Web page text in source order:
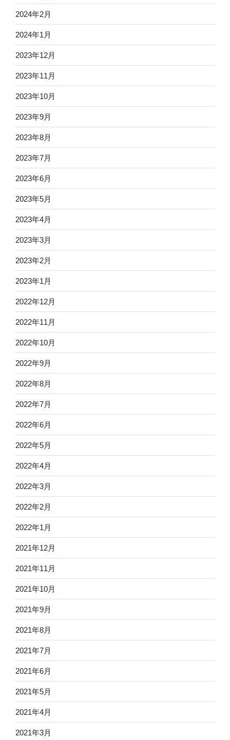
2024年2月
2024年1月
2023年12月
2023年11月
2023年10月
2023年9月
2023年8月
2023年7月
2023年6月
2023年5月
2023年4月
2023年3月
2023年2月
2023年1月
2022年12月
2022年11月
2022年10月
2022年9月
2022年8月
2022年7月
2022年6月
2022年5月
2022年4月
2022年3月
2022年2月
2022年1月
2021年12月
2021年11月
2021年10月
2021年9月
2021年8月
2021年7月
2021年6月
2021年5月
2021年4月
2021年3月